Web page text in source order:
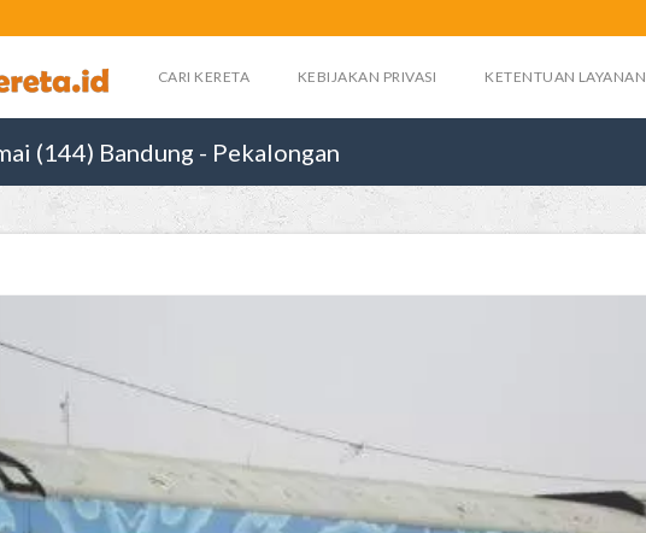
CARI KERETA KEBIJAKAN PRIVASI KETENTUAN LAYANAN
(144) Bandung - Pekalongan